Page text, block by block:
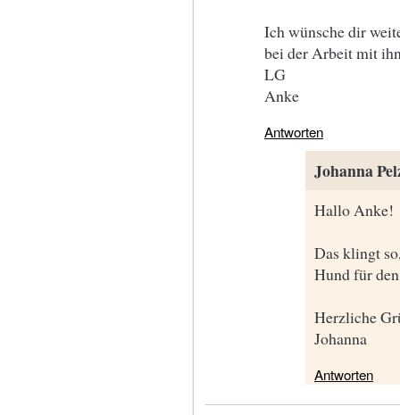
Ich wünsche dir
bei der Arbeit mit
LG
Anke
Antworten
Johanna
Hallo Anke!
Das klingt
Hund für
Herzliche
Johanna
Antworten